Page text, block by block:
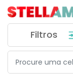
Filtros